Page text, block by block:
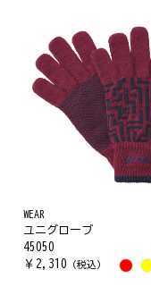
WEAR
ユニグローブ
45050
￥ 2,310 （税込）